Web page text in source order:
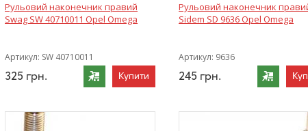
Рульовий наконечник правий
Swag SW 40710011 Opel Omega
Артикул: SW 40710011
325 грн. Купити
Рульовий наконечник
Sidem SD 9636 Opel Omega
Артикул: 9636
245 грн.